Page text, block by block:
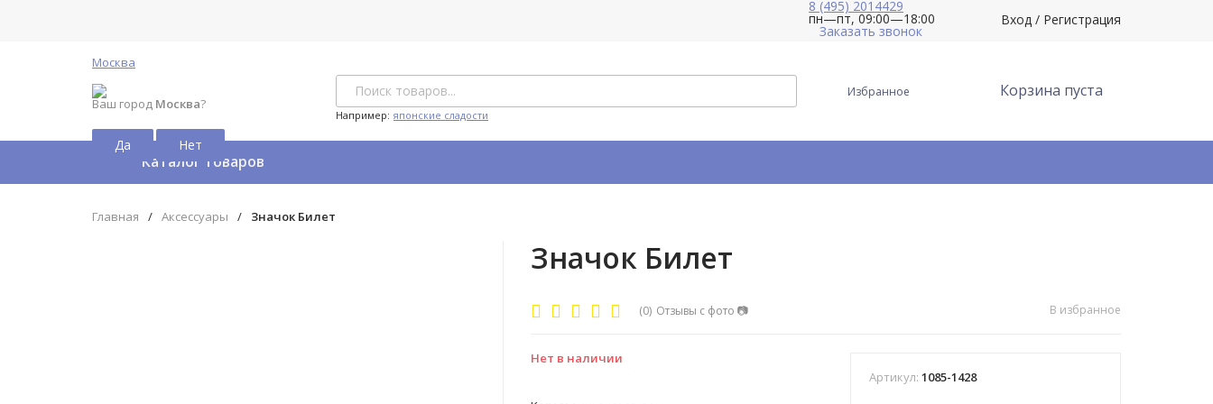
Москва
Ваш город Москва?
8 (495) 2014429
пн—пт, 09:00—18:00
Заказать звонок
Вход / Регистрация
Например: японские сладости
Избранное Корзина пуста
Каталог товаров
Главная / Аксессуары / Значок Билет
Значок Билет
(0) Отзывы с фото 📷 В избранное
Нет в наличии
Артикул: 1085-1428